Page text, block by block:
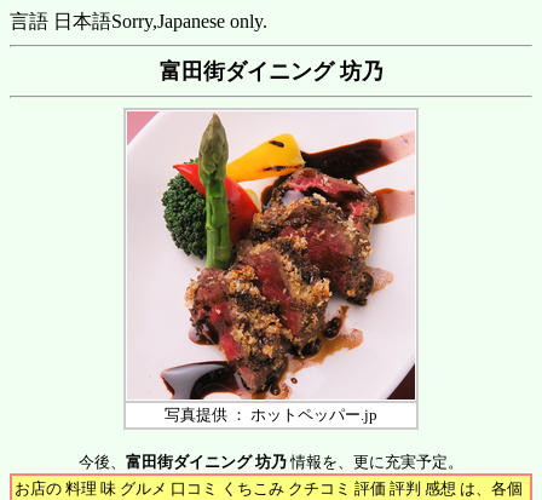
言語 日本語Sorry,Japanese only.
富田街ダイニング 坊乃
写真提供 ： ホットペッパー.jp
今後、 富田街ダイニング 坊乃情報を、更に充実予定。
お店の 料理 味 グルメ 口コミ くちこみ クチコミ 評価 評判 感想 は、各個